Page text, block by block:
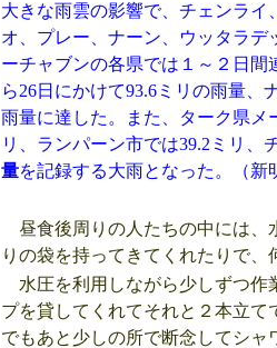
大きな雨雲の影響で、チェンラ
オ、プレー、ナーン、ウッタラ
ーチャブンの各県では１～２日
ら26日にかけて93.6ミリの雨量、
雨量に達した。また、ターク県メ
リ、ランパーン市では39.2ミリ、
量を記録する大雨となった。（新
昼食後周りの人たちの中には、
りの袋を持ってきてくれたりで
水圧を利用しながら少しずつ作
プを貸してくれてそれと２本立
でもあと少しの所で断念してシャ